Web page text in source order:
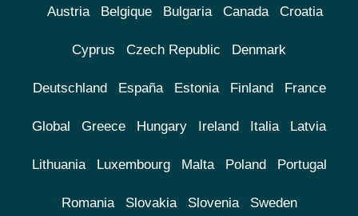
Austria Belgique Bulgaria Canada Croatia
Cyprus Czech Republic Denmark
Deutschland España Estonia Finland France
Global Greece Hungary Ireland Italia Latvia
Lithuania Luxembourg Malta Poland Portugal
Romania Slovakia Slovenia Sweden